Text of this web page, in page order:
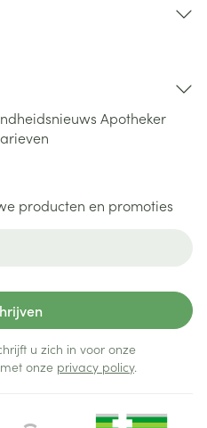
Apotheker
producten en promoties
u zich in voor onze
onze privacy policy.